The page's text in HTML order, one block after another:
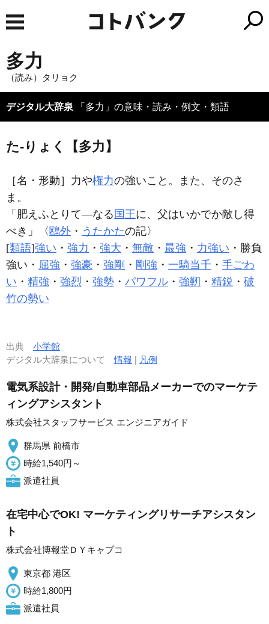
多力
（読み）タリョク
デジタル大辞泉 「多力」の意味・読み・例文・類語
た‐りょく【多力】
［名・形動］ 力や権力の強いこと。また、そのさ
ま。
「肥えふとりて―なる 国王に、父はいかでか敵し得
べき」〈鴎外 ・ うたかたの記〉
[類語]強い ・ 強力 ・ 強大 ・ 無敵 ・ 最強 ・ 力強い ・勝負
強い・ 屈強 ・ 強豪 ・ 強剛 ・ 剛強 ・ 一騎当千 ・ 手ごわ
い ・ 精強 ・ 強烈 ・ 強勢 ・ パワフル ・ 強靭 ・ 精鋭 ・ 破
竹の勢い
出典 小学館
デジタル大辞泉について情報 | 凡例
電気系設計・開発/自動車部品メーカーでのマーケテ
ィングアシスタント
株式会社スタッフサービス エンジニアガイド
群馬県 前橋市
時給1,540円～
派遣社員
在宅中心でOK! マーケティングリサーチアシスタン
ト
株式会社博報堂ＤＹキャプコ
東京都 港区
時給1,800円
派遣社員